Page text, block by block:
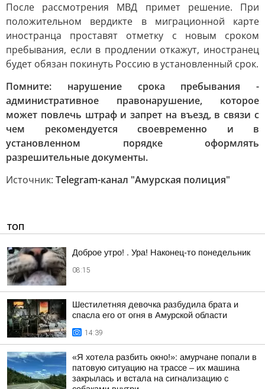
После рассмотрения МВД примет решение. При
положительном вердикте в миграционной карте
иностранца проставят отметку с новым сроком
пребывания, если в продлении откажут, иностранец
будет обязан покинуть Россию в установленный срок.
Помните: нарушение срока пребывания -
административное правонарушение, которое
может повлечь штраф и запрет на въезд, в связи с
чем рекомендуется своевременно и в
установленном порядке оформлять
разрешительные документы.
Источник: Telegram-канал "Амурская полиция"
ТОП
Доброе утро! . Ура! Наконец-то понедельник
08:15
Шестилетняя девочка разбудила брата и
спасла его от огня в Амурской области
14:39
«Я хотела разбить окно!»: амурчане попали в
патовую ситуацию на трассе – их машина
закрылась и встала на сигнализацию с